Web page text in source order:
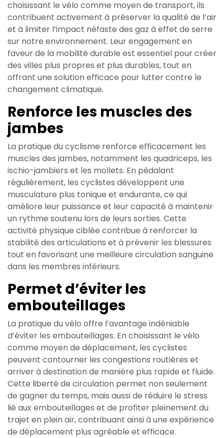
choisissant le vélo comme moyen de transport, ils
contribuent activement à préserver la qualité de l’air
et à limiter l’impact néfaste des gaz à effet de serre
sur notre environnement. Leur engagement en
faveur de la mobilité durable est essentiel pour créer
des villes plus propres et plus durables, tout en
offrant une solution efficace pour lutter contre le
changement climatique.
Renforce les muscles des
jambes
La pratique du cyclisme renforce efficacement les
muscles des jambes, notamment les quadriceps, les
ischio-jambiers et les mollets. En pédalant
régulièrement, les cyclistes développent une
musculature plus tonique et endurante, ce qui
améliore leur puissance et leur capacité à maintenir
un rythme soutenu lors de leurs sorties. Cette
activité physique ciblée contribue à renforcer la
stabilité des articulations et à prévenir les blessures
tout en favorisant une meilleure circulation sanguine
dans les membres inférieurs.
Permet d’éviter les
embouteillages
La pratique du vélo offre l’avantage indéniable
d’éviter les embouteillages. En choisissant le vélo
comme moyen de déplacement, les cyclistes
peuvent contourner les congestions routières et
arriver à destination de manière plus rapide et fluide.
Cette liberté de circulation permet non seulement
de gagner du temps, mais aussi de réduire le stress
lié aux embouteillages et de profiter pleinement du
trajet en plein air, contribuant ainsi à une expérience
de déplacement plus agréable et efficace.